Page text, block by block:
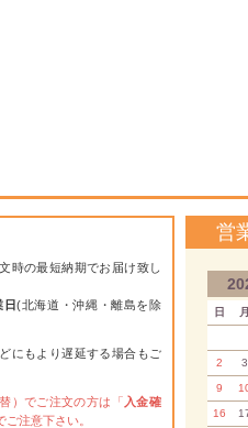
時の最短納期でお届け致し
日(北海道・沖縄・離島を除
にもより遅延する場合もご
）でご注文の方は「 入金確
ご注意下さい。
営
日 月
2 3
9
16